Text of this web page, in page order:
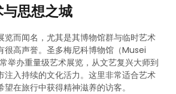
思想之城
览而闻名，尤其是其博物馆群与临时艺术
很高声誉。圣多梅尼科博物馆（Musei
办重量级艺术展览，从文艺复兴大师到
注入持续的文化活力。这里非常适合艺术
在旅行中获得精神滋养的访客。